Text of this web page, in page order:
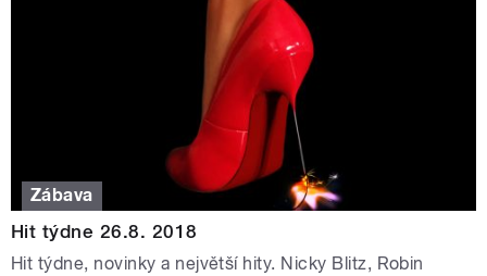
Zábava
Hit týdne 26.8. 2018
Hit týdne, novinky a největší hity. Nicky Blitz, Robin